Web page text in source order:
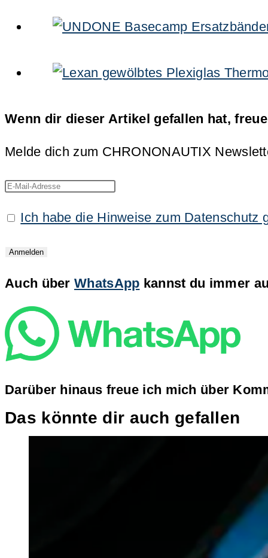
Wenn dir dieser Artikel gefallen hat,
Melde dich zum CHRONONAUTIX
Ich habe die Hinweise zum Datenschutz
Auch überWhatsApp kannst du immer
Darüber hinaus freue ich mich über
Das könnte dir auch gefallen